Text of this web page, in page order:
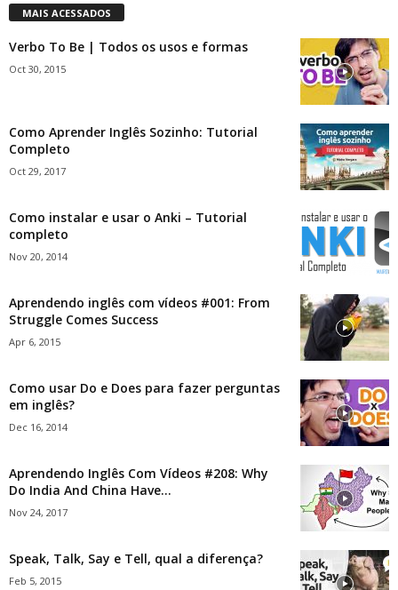
MAIS ACESSADOS
Verbo To Be | Todos os usos e formas
Oct 30, 2015
Como Aprender Inglês Sozinho: Tutorial
Completo
Oct 29, 2017
Como instalar e usar o Anki – Tutorial
completo
Nov 20, 2014
Aprendendo inglês com vídeos #001: From
Struggle Comes Success
Apr 6, 2015
Como usar Do e Does para fazer perguntas
em inglês?
Dec 16, 2014
Aprendendo Inglês Com Vídeos #208: Why
Do India And China Have...
Nov 24, 2017
Speak, Talk, Say e Tell, qual a diferença?
Feb 5, 2015